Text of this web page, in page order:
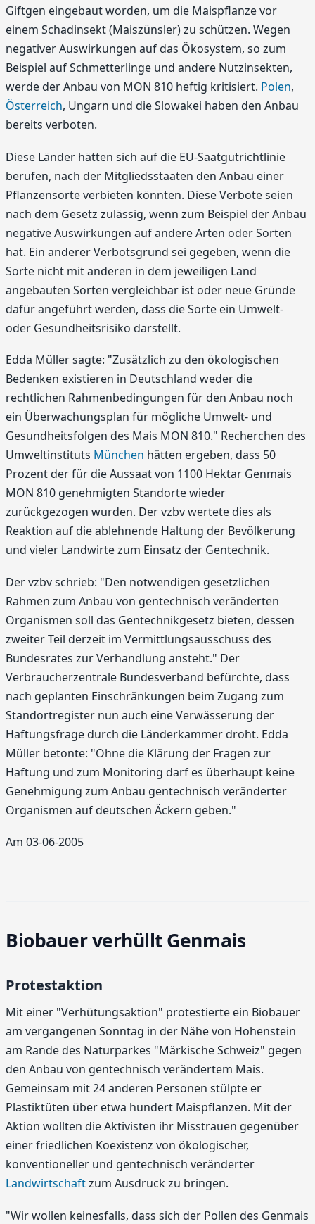
Giftgen eingebaut worden, um die Maispflanze vor
einem Schadinsekt (Maiszünsler) zu schützen. Wegen
negativer Auswirkungen auf das Ökosystem, so zum
Beispiel auf Schmetterlinge und andere Nutzinsekten,
werde der Anbau von MON 810 heftig kritisiert. Polen,
Österreich, Ungarn und die Slowakei haben den Anbau
bereits verboten.
Diese Länder hätten sich auf die EU-Saatgutrichtlinie
berufen, nach der Mitgliedsstaaten den Anbau einer
Pflanzensorte verbieten könnten. Diese Verbote seien
nach dem Gesetz zulässig, wenn zum Beispiel der Anbau
negative Auswirkungen auf andere Arten oder Sorten
hat. Ein anderer Verbotsgrund sei gegeben, wenn die
Sorte nicht mit anderen in dem jeweiligen Land
angebauten Sorten vergleichbar ist oder neue Gründe
dafür angeführt werden, dass die Sorte ein Umwelt-
oder Gesundheitsrisiko darstellt.
Edda Müller sagte: "Zusätzlich zu den ökologischen
Bedenken existieren in Deutschland weder die
rechtlichen Rahmenbedingungen für den Anbau noch
ein Überwachungsplan für mögliche Umwelt- und
Gesundheitsfolgen des Mais MON 810." Recherchen des
Umweltinstituts München hätten ergeben, dass 50
Prozent der für die Aussaat von 1100 Hektar Genmais
MON 810 genehmigten Standorte wieder
zurückgezogen wurden. Der vzbv wertete dies als
Reaktion auf die ablehnende Haltung der Bevölkerung
und vieler Landwirte zum Einsatz der Gentechnik.
Der vzbv schrieb: "Den notwendigen gesetzlichen
Rahmen zum Anbau von gentechnisch veränderten
Organismen soll das Gentechnikgesetz bieten, dessen
zweiter Teil derzeit im Vermittlungsausschuss des
Bundesrates zur Verhandlung ansteht." Der
Verbraucherzentrale Bundesverband befürchte, dass
nach geplanten Einschränkungen beim Zugang zum
Standortregister nun auch eine Verwässerung der
Haftungsfrage durch die Länderkammer droht. Edda
Müller betonte: "Ohne die Klärung der Fragen zur
Haftung und zum Monitoring darf es überhaupt keine
Genehmigung zum Anbau gentechnisch veränderter
Organismen auf deutschen Äckern geben."
Am 03-06-2005
Biobauer verhüllt Genmais
Protestaktion
Mit einer "Verhütungsaktion" protestierte ein Biobauer
am vergangenen Sonntag in der Nähe von Hohenstein
am Rande des Naturparkes "Märkische Schweiz" gegen
den Anbau von gentechnisch verändertem Mais.
Gemeinsam mit 24 anderen Personen stülpte er
Plastiktüten über etwa hundert Maispflanzen. Mit der
Aktion wollten die Aktivisten ihr Misstrauen gegenüber
einer friedlichen Koexistenz von ökologischer,
konventioneller und gentechnisch veränderter
Landwirtschaftzum Ausdruck zu bringen.
"Wir wollen keinesfalls, dass sich der Pollen des Genmais